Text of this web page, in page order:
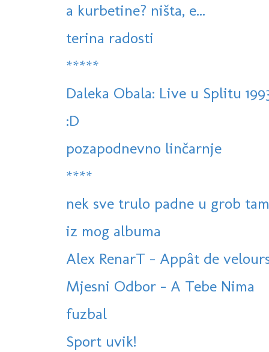
a kurbetine? ništa, e...
terina radosti
*****
Daleka Obala: Live u Splitu
:D
pozapodnevno linčarnje
****
nek sve trulo padne u grob
iz mog albuma
Alex RenarT - Appât de
Mjesni Odbor - A Tebe Nima
fuzbal
Sport uvik!